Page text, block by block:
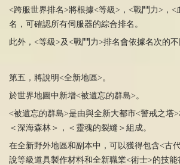
<跨服世界排名>將根據<等級>，<戰鬥力>，<
名，可確認所有伺服器的綜合排名。
此外，<等級>及<戰鬥力>排名會依據名次的不
第五，將說明<全新地區>。
於世界地圖中新增<被遺忘的群島>。
<被遺忘的群島>是由與全新大都市<警戒之塔>
＜深海森林＞，＜靈魂的裂縫＞組成。
在全新野外地區和副本中，可以獲得包含<古
說等級道具製作材料和全新職業<術士>的技